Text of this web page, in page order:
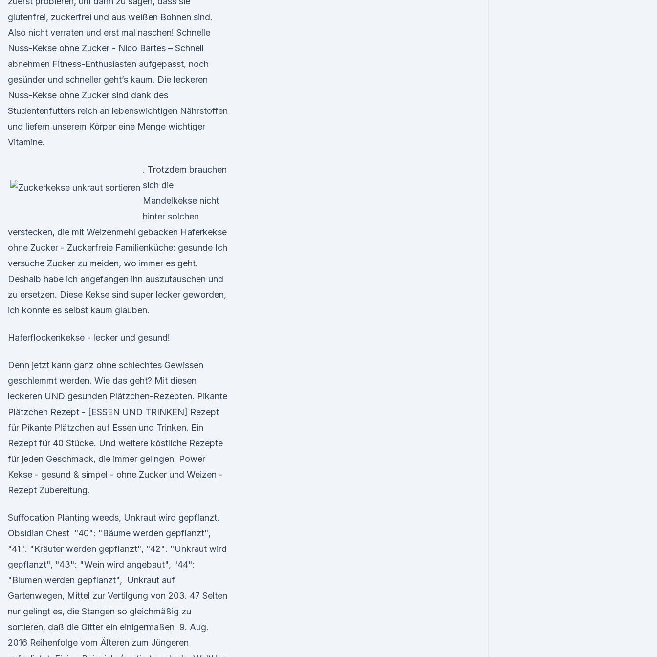
glutenfrei, zuckerfrei und aus weißen Bohnen sind.
Also nicht verraten und erst mal naschen! Schnelle
Nuss-Kekse ohne Zucker - Nico Bartes – Schnell
abnehmen Fitness-Enthusiasten aufgepasst, noch
gesünder und schneller geht’s kaum. Die leckeren
Nuss-Kekse ohne Zucker sind dank des
Studentenfutters reich an lebenswichtigen Nährstoffen
und liefern unserem Körper eine Menge wichtiger
Vitamine.
. Trotzdem brauchen
sich die
Mandelkekse nicht
hinter solchen
verstecken, die mit Weizenmehl gebacken Haferkekse
ohne Zucker - Zuckerfreie Familienküche: gesunde Ich
versuche Zucker zu meiden, wo immer es geht.
Deshalb habe ich angefangen ihn auszutauschen und
zu ersetzen. Diese Kekse sind super lecker geworden,
ich konnte es selbst kaum glauben.
Haferflockenkekse - lecker und gesund!
Denn jetzt kann ganz ohne schlechtes Gewissen
geschlemmt werden. Wie das geht? Mit diesen
leckeren UND gesunden Plätzchen-Rezepten. Pikante
Plätzchen Rezept - [ESSEN UND TRINKEN] Rezept
für Pikante Plätzchen auf Essen und Trinken. Ein
Rezept für 40 Stücke. Und weitere köstliche Rezepte
für jeden Geschmack, die immer gelingen. Power
Kekse - gesund & simpel - ohne Zucker und Weizen -
Rezept Zubereitung.
Suffocation Planting weeds, Unkraut wird gepflanzt.
Obsidian Chest "40": "Bäume werden gepflanzt",
"41": "Kräuter werden gepflanzt", "42": "Unkraut wird
gepflanzt", "43": "Wein wird angebaut", "44":
"Blumen werden gepflanzt", Unkraut auf
Gartenwegen, Mittel zur Vertilgung von 203. 47 Selten
nur gelingt es, die Stangen so gleichmäßig zu
sortieren, daß die Gitter ein einigermaßen 9. Aug.
2016 Reihenfolge vom Älteren zum Jüngeren